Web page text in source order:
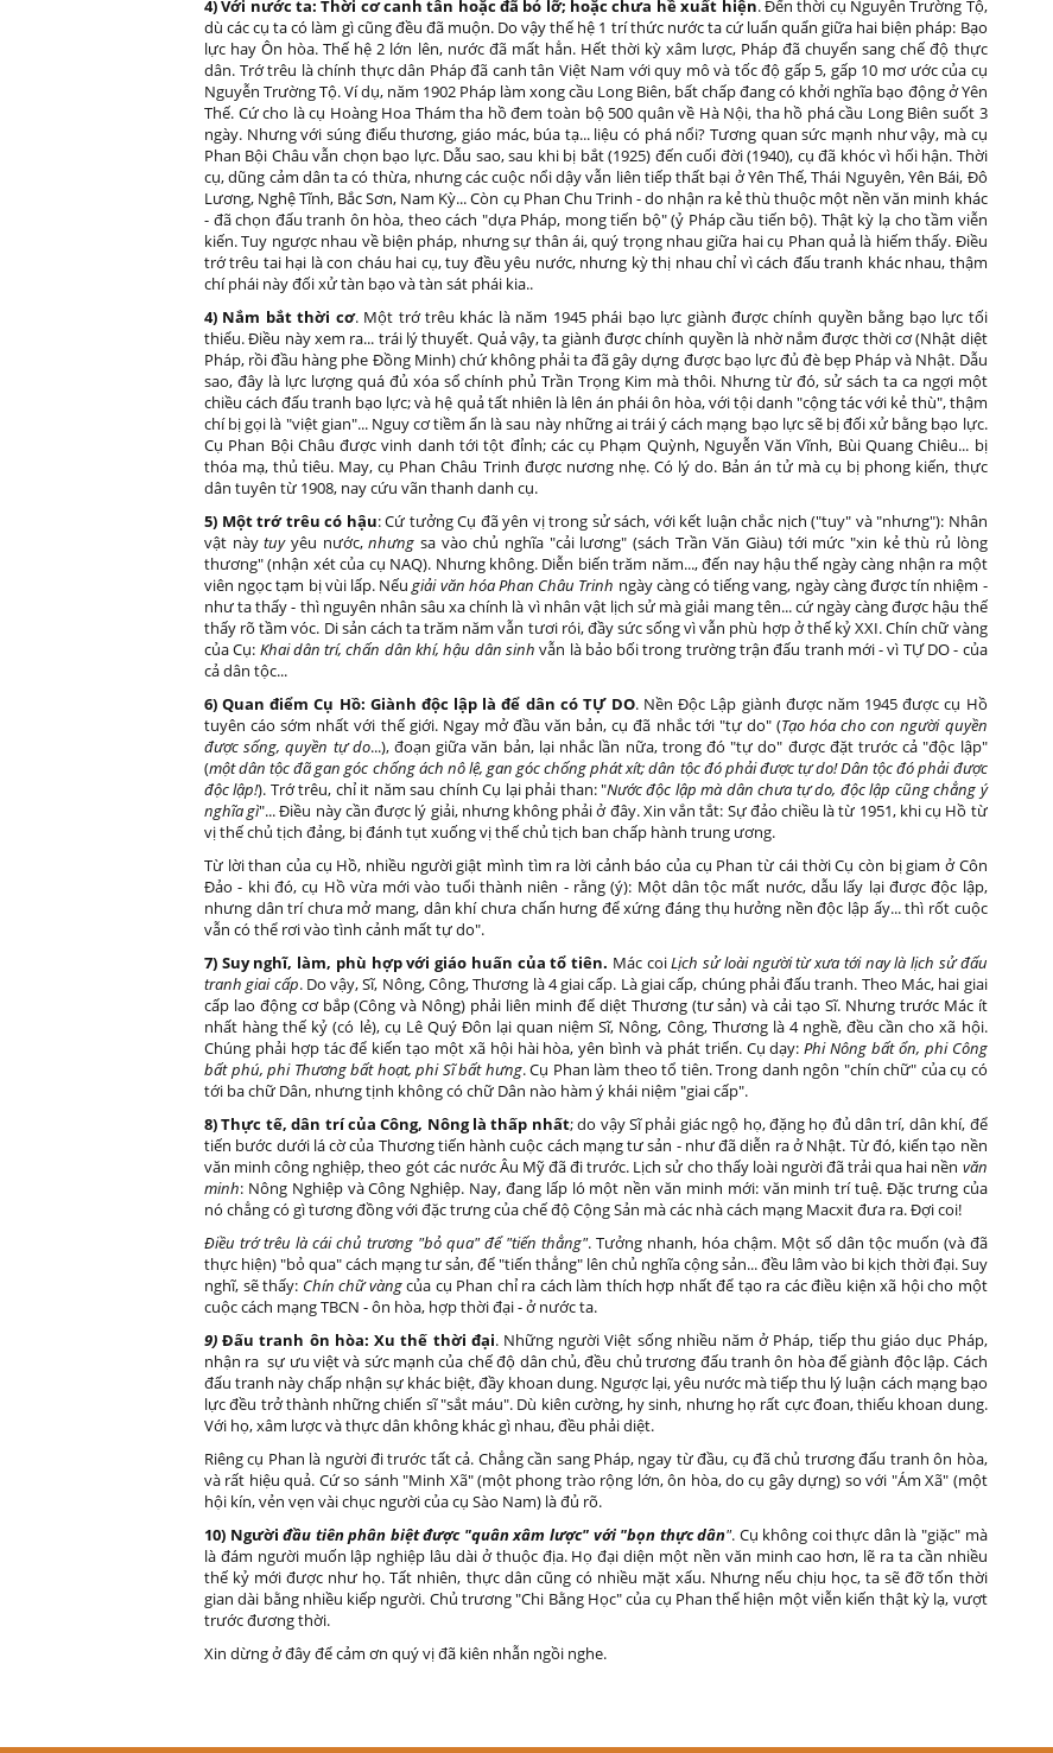
4) Với nước ta: Thời cơ canh tân hoặc đã bỏ lỡ; hoặc chưa hề xuất hiện. Đến thời cụ Nguyễn Trường Tộ,
dù các cụ ta có làm gì cũng đều đã muộn. Do vậy thế hệ 1 trí thức nước ta cứ luẩn quẩn giữa hai biện pháp: Bạo
lực hay Ôn hòa. Thế hệ 2 lớn lên, nước đã mất hẳn. Hết thời kỳ xâm lược, Pháp đã chuyển sang chế độ thực
dân. Trớ trêu là chính thực dân Pháp đã canh tân Việt Nam với quy mô và tốc độ gấp 5, gấp 10 mơ ước của cụ
Nguyễn Trường Tộ. Ví dụ, năm 1902 Pháp làm xong cầu Long Biên, bất chấp đang có khởi nghĩa bạo động ở Yên
Thế. Cứ cho là cụ Hoàng Hoa Thám tha hồ đem toàn bộ 500 quân về Hà Nội, tha hồ phá cầu Long Biên suốt 3
ngày. Nhưng với súng điểu thương, giáo mác, búa tạ... liệu có phá nổi? Tương quan sức mạnh như vậy, mà cụ
Phan Bội Châu vẫn chọn bạo lực. Dẫu sao, sau khi bị bắt (1925) đến cuối đời (1940), cụ đã khóc vì hối hận. Thời
cụ, dũng cảm dân ta có thừa, nhưng các cuộc nổi dậy vẫn liên tiếp thất bại ở Yên Thế, Thái Nguyên, Yên Bái, Đô
Lương, Nghệ Tĩnh, Bắc Sơn, Nam Kỳ... Còn cụ Phan Chu Trinh - do nhận ra kẻ thù thuộc một nền văn minh khác
- đã chọn đấu tranh ôn hòa, theo cách "dựa Pháp, mong tiến bộ" (ỷ Pháp cầu tiến bộ). Thật kỳ lạ cho tầm viễn
kiến. Tuy ngược nhau về biện pháp, nhưng sự thân ái, quý trọng nhau giữa hai cụ Phan quả là hiếm thấy. Điều
trớ trêu tai hại là con cháu hai cụ, tuy đều yêu nước, nhưng kỳ thị nhau chỉ vì cách đấu tranh khác nhau, thậm
chí phái này đối xử tàn bạo và tàn sát phái kia..
4) Nắm bắt thời cơ. Một trớ trêu khác là năm 1945 phái bạo lực giành được chính quyền bằng bạo lực tối
thiểu. Điều này xem ra... trái lý thuyết. Quả vậy, ta giành được chính quyền là nhờ nắm được thời cơ (Nhật diệt
Pháp, rồi đầu hàng phe Đồng Minh) chứ không phải ta đã gây dựng được bạo lực đủ đè bẹp Pháp và Nhật. Dẫu
sao, đây là lực lượng quá đủ xóa sổ chính phủ Trần Trọng Kim mà thôi. Nhưng từ đó, sử sách ta ca ngợi một
chiều cách đấu tranh bạo lực; và hệ quả tất nhiên là lên án phái ôn hòa, với tội danh "cộng tác với kẻ thù", thậm
chí bị gọi là "việt gian"... Nguy cơ tiềm ẩn là sau này những ai trái ý cách mạng bạo lực sẽ bị đối xử bằng bạo lực.
Cụ Phan Bội Châu được vinh danh tới tột đỉnh; các cụ Phạm Quỳnh, Nguyễn Văn Vĩnh, Bùi Quang Chiêu... bị
thóa mạ, thủ tiêu. May, cụ Phan Châu Trinh được nương nhẹ. Có lý do. Bản án tử mà cụ bị phong kiến, thực
dân tuyên từ 1908, nay cứu vãn thanh danh cụ.
5) Một trớ trêu có hậu: Cứ tưởng Cụ đã yên vị trong sử sách, với kết luận chắc nịch ("tuy" và "nhưng"): Nhân
vật nàytuyyêu nước,nhưng sa vào chủ nghĩa "cải lương" (sách Trần Văn Giàu) tới mức "xin kẻ thù rủ lòng
thương" (nhận xét của cụ NAQ). Nhưng không. Diễn biến trăm năm..., đến nay hậu thế ngày càng nhận ra một
viên ngọc tạm bị vùi lấp. Nếugiải văn hóa Phan Châu Trinh ngày càng có tiếng vang, ngày càng được tín nhiệm -
như ta thấy - thì nguyên nhân sâu xa chính là vì nhân vật lịch sử mà giải mang tên... cứ ngày càng được hậu thế
thấy rõ tầm vóc. Di sản cách ta trăm năm vẫn tươi rói, đầy sức sống vì vẫn phù hợp ở thế kỷ XXI. Chín chữ vàng
của Cụ: Khai dân trí, chấn dân khí, hậu dân sinh vẫn là bảo bối trong trường trận đấu tranh mới - vì TỰ DO - của
cả dân tộc...
6) Quan điểm Cụ Hồ: Giành độc lập là để dân có TỰ DO. Nền Độc Lập giành được năm 1945 được cụ Hồ
tuyên cáo sớm nhất với thế giới. Ngay mở đầu văn bản, cụ đã nhắc tới "tự do" (Tạo hóa cho con người quyền
được sống, quyền tự do...), đoạn giữa văn bản, lại nhắc lần nữa, trong đó "tự do" được đặt trước cả "độc lập"
(một dân tộc đã gan góc chống ách nô lệ, gan góc chống phát xít; dân tộc đó phải được tự do! Dân tộc đó phải được
độc lập!). Trớ trêu, chỉ it năm sau chính Cụ lại phải than: "Nước độc lập mà dân chưa tự do, độc lập cũng chẳng ý
nghĩa gì"... Điều này cần được lý giải, nhưng không phải ở đây. Xin vắn tắt: Sự đảo chiều là từ 1951, khi cụ Hồ từ
vị thế chủ tịch đảng, bị đánh tụt xuống vị thế chủ tịch ban chấp hành trung ương.
Từ lời than của cụ Hồ, nhiều người giật mình tìm ra lời cảnh báo của cụ Phan từ cái thời Cụ còn bị giam ở Côn
Đảo - khi đó, cụ Hồ vừa mới vào tuổi thành niên - rằng (ý): Một dân tộc mất nước, dẫu lấy lại được độc lập,
nhưng dân trí chưa mở mang, dân khí chưa chấn hưng để xứng đáng thụ hưởng nền độc lập ấy... thì rốt cuộc
vẫn có thể rơi vào tình cảnh mất tự do".
7) Suy nghĩ, làm, phù hợp với giáo huấn của tổ tiên. Mác coiLịch sử loài người từ xưa tới nay là lịch sử đấu
tranh giai cấp. Do vậy, Sĩ, Nông, Công, Thương là 4 giai cấp. Là giai cấp, chúng phải đấu tranh. Theo Mác, hai giai
cấp lao động cơ bắp (Công và Nông) phải liên minh để diệt Thương (tư sản) và cải tạo Sĩ. Nhưng trước Mác ít
nhất hàng thế kỷ (có lẻ), cụ Lê Quý Đôn lại quan niệm Sĩ, Nông, Công, Thương là 4 nghề, đều cần cho xã hội.
Chúng phải hợp tác để kiến tạo một xã hội hài hòa, yên bình và phát triển. Cụ dạy:Phi Nông bất ổn, phi Công
bất phú, phi Thương bất hoạt, phi Sĩ bất hưng. Cụ Phan làm theo tổ tiên. Trong danh ngôn "chín chữ" của cụ có
tới ba chữ Dân, nhưng tịnh không có chữ Dân nào hàm ý khái niệm "giai cấp".
8) Thực tế, dân trí của Công, Nông là thấp nhất; do vậy Sĩ phải giác ngộ họ, đặng họ đủ dân trí, dân khí, để
tiến bước dưới lá cờ của Thương tiến hành cuộc cách mạng tư sản - như đã diễn ra ở Nhật. Từ đó, kiến tạo nền
văn minh công nghiệp, theo gót các nước Âu Mỹ đã đi trước. Lịch sử cho thấy loài người đã trải qua hai nền văn
minh: Nông Nghiệp và Công Nghiệp. Nay, đang lấp ló một nền văn minh mới: văn minh trí tuệ. Đặc trưng của
nó chẳng có gì tương đồng với đặc trưng của chế độ Cộng Sản mà các nhà cách mạng Macxit đưa ra. Đợi coi!
Điều trớ trêu là cái chủ trương "bỏ qua" để "tiến thẳng". Tưởng nhanh, hóa chậm. Một số dân tộc muốn (và đã
thực hiện) "bỏ qua" cách mạng tư sản, để "tiến thẳng" lên chủ nghĩa cộng sản... đều lâm vào bi kịch thời đại. Suy
nghĩ, sẽ thấy: Chín chữ vàngcủa cụ Phan chỉ ra cách làm thích hợp nhất để tạo ra các điều kiện xã hội cho một
cuộc cách mạng TBCN - ôn hòa, hợp thời đại - ở nước ta.
9)Đấu tranh ôn hòa: Xu thế thời đại. Những người Việt sống nhiều năm ở Pháp, tiếp thu giáo dục Pháp,
nhận ra sự ưu việt và sức mạnh của chế độ dân chủ, đều chủ trương đấu tranh ôn hòa để giành độc lập. Cách
đấu tranh này chấp nhận sự khác biệt, đầy khoan dung. Ngược lại, yêu nước mà tiếp thu lý luận cách mạng bạo
lực đều trở thành những chiến sĩ "sắt máu". Dù kiên cường, hy sinh, nhưng họ rất cực đoan, thiếu khoan dung.
Với họ, xâm lược và thực dân không khác gì nhau, đều phải diệt.
Riêng cụ Phan là người đi trước tất cả. Chẳng cần sang Pháp, ngay từ đầu, cụ đã chủ trương đấu tranh ôn hòa,
và rất hiệu quả. Cứ so sánh "Minh Xã" (một phong trào rộng lớn, ôn hòa, do cụ gây dựng) so với "Ám Xã" (một
hội kín, vẻn vẹn vài chục người của cụ Sào Nam) là đủ rõ.
10) Ngườiđầu tiên phân biệt được "quân xâm lược" với "bọn thực dân". Cụ không coi thực dân là "giặc" mà
là đám người muốn lập nghiệp lâu dài ở thuộc địa. Họ đại diện một nền văn minh cao hơn, lẽ ra ta cần nhiều
thế kỷ mới được như họ. Tất nhiên, thực dân cũng có nhiều mặt xấu. Nhưng nếu chịu học, ta sẽ đỡ tốn thời
gian dài bằng nhiều kiếp người. Chủ trương "Chi Bằng Học" của cụ Phan thể hiện một viễn kiến thật kỳ lạ, vượt
trước đương thời.
Xin dừng ở đây để cảm ơn quý vị đã kiên nhẫn ngồi nghe.